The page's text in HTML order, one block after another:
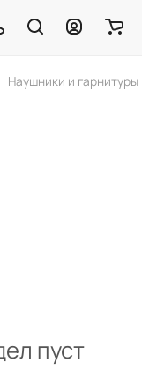
Наушники и гарнитуры
пуст